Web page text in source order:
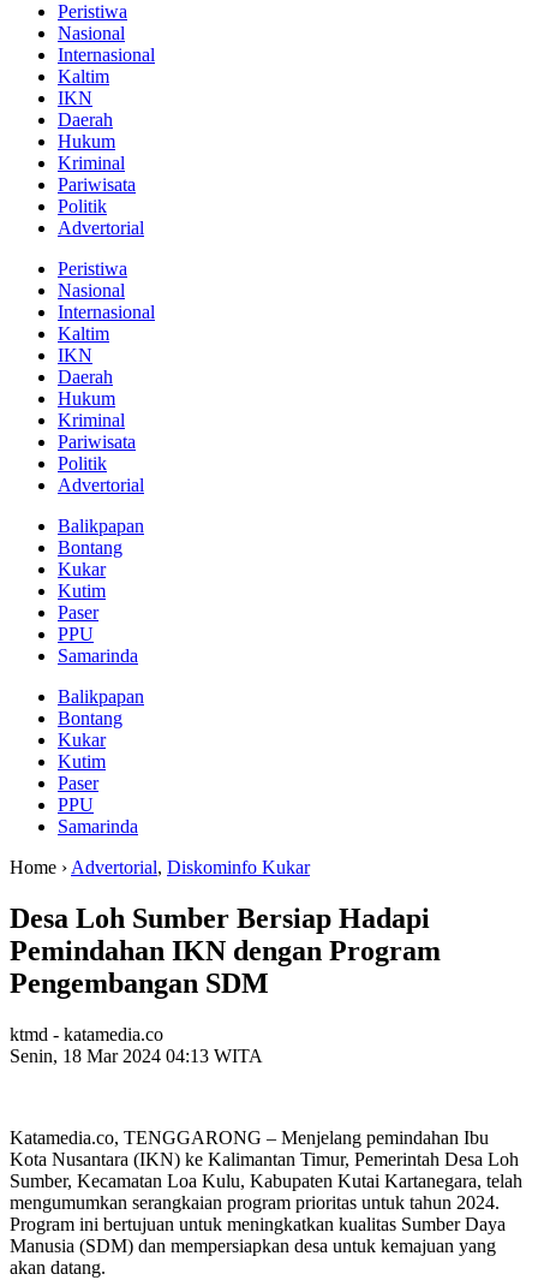
Peristiwa
Nasional
Internasional
Kaltim
IKN
Daerah
Hukum
Kriminal
Pariwisata
Politik
Advertorial
Peristiwa
Nasional
Internasional
Kaltim
IKN
Daerah
Hukum
Kriminal
Pariwisata
Politik
Advertorial
Balikpapan
Bontang
Kukar
Kutim
Paser
PPU
Samarinda
Balikpapan
Bontang
Kukar
Kutim
Paser
PPU
Samarinda
Home › Advertorial, Diskominfo Kukar
Desa Loh Sumber Bersiap Hadapi
Pemindahan IKN dengan Program
Pengembangan SDM
ktmd - katamedia.co
Senin, 18 Mar 2024 04:13 WITA
Katamedia.co, TENGGARONG – Menjelang pemindahan Ibu
Kota Nusantara (IKN) ke Kalimantan Timur, Pemerintah Desa Loh
Sumber, Kecamatan Loa Kulu, Kabupaten Kutai Kartanegara, telah
mengumumkan serangkaian program prioritas untuk tahun 2024.
Program ini bertujuan untuk meningkatkan kualitas Sumber Daya
Manusia (SDM) dan mempersiapkan desa untuk kemajuan yang
akan datang.